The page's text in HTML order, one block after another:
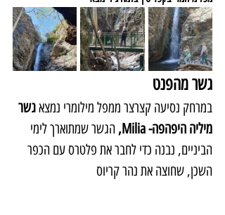
גשר מהפנט
במרחק נסיעה קצרצר ממפל מילומרי נמצא גשר
מיליה היפהפה- Milia,
הגשר שמתוארך לימי
הביניים, נבנה כדי לחבר את פלטרס עם הכפר
השכן, שחוצה את נהר קריוס